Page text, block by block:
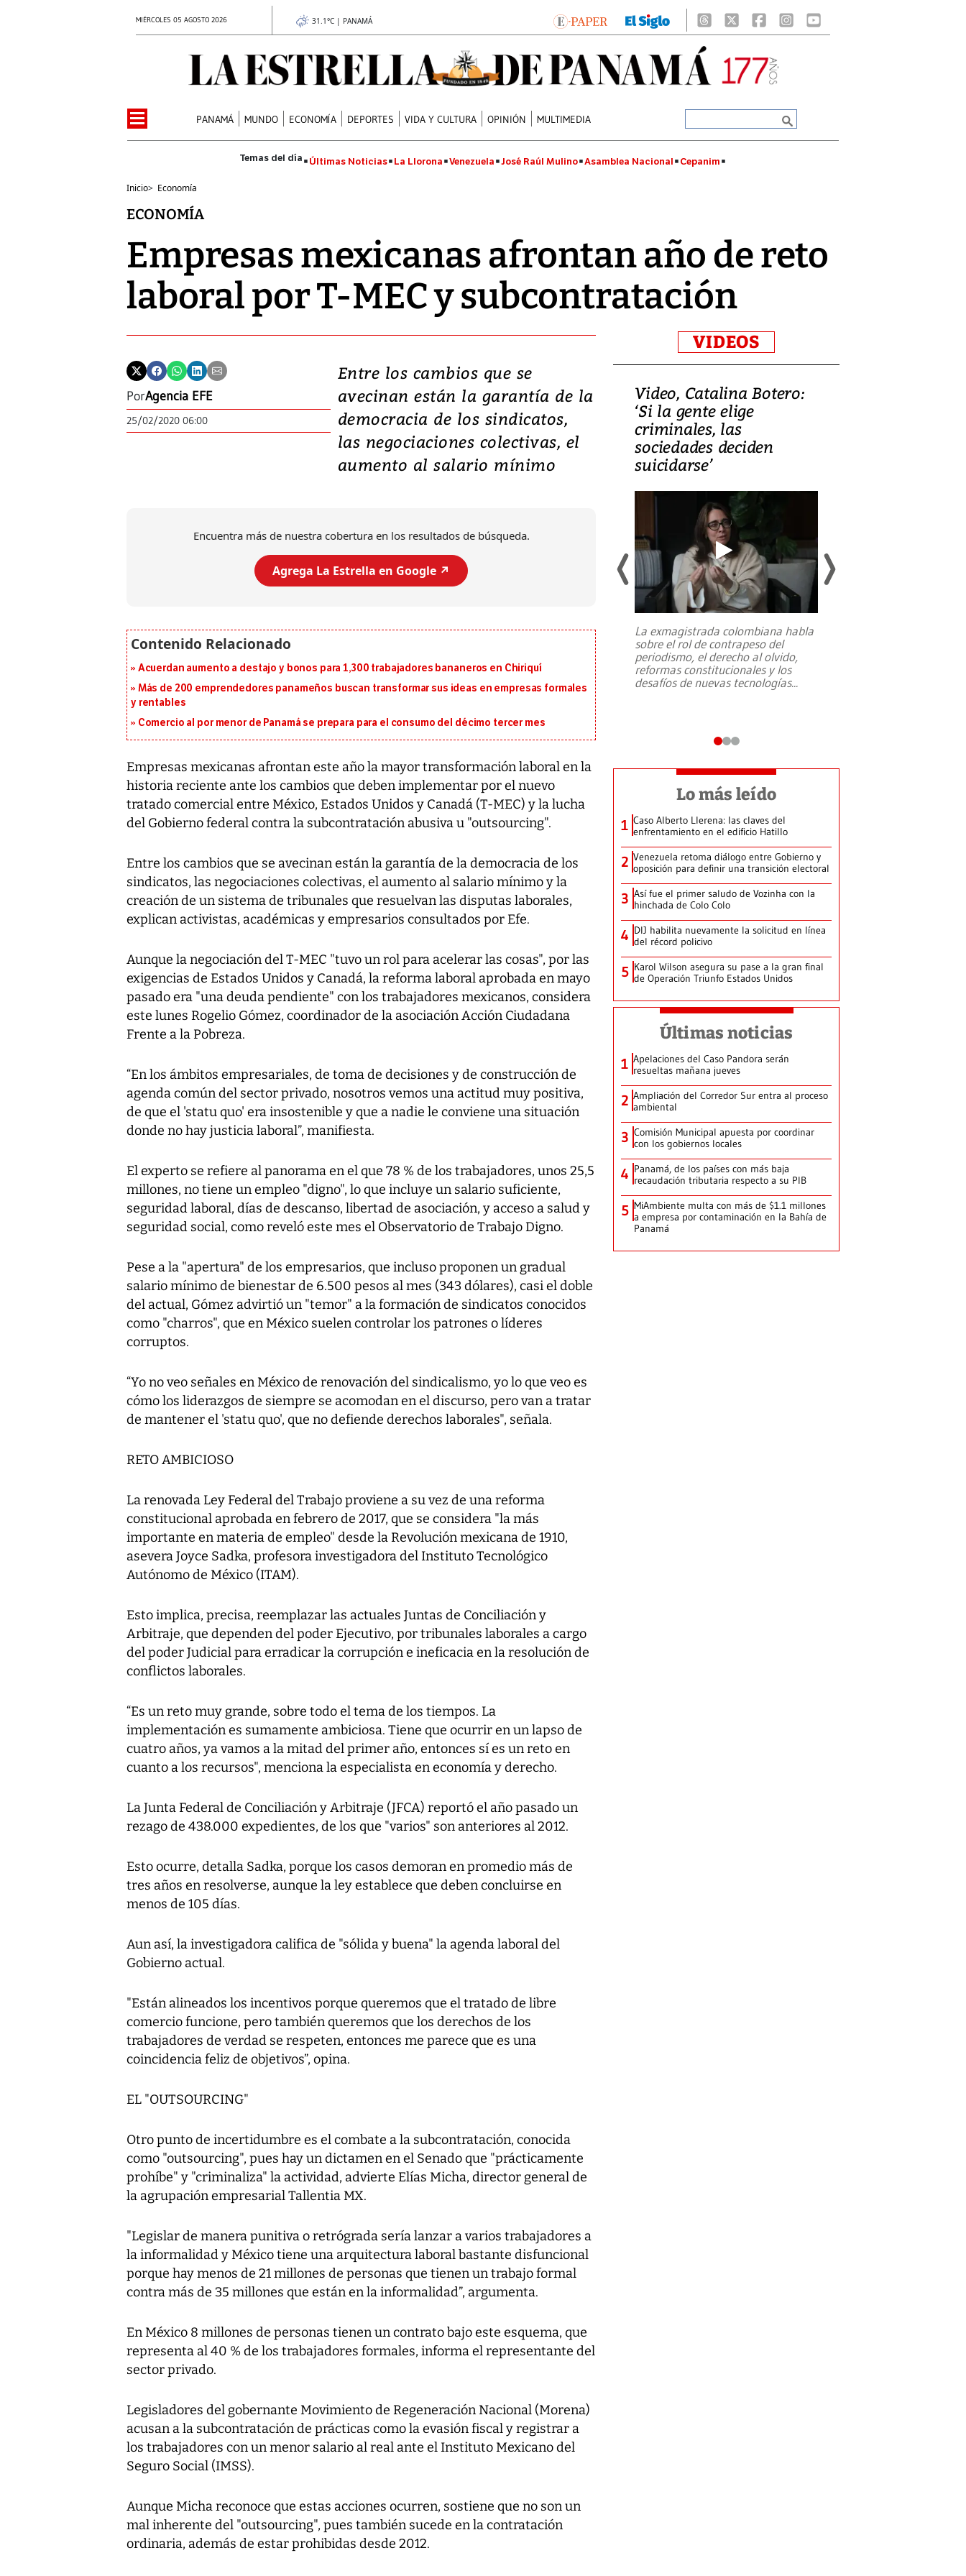
MIÉRCOLES 05 AGOSTO 2026 31.1°C | PANAMÁ
PANAMÁ MUNDO ECONOMÍA DEPORTES VIDA Y CULTURA OPINIÓN MULTIMEDIA
Últimas Noticias La Llorona Venezuela José Raúl Mulino Asamblea Nacional Cepanim
Inicio> Economía
ECONOMÍA
Empresas mexicanas afrontan año de reto
laboral por T-MEC y subcontratación
PorAgencia EFE
25/02/2020 06:00
Entre los cambios que se
avecinan están la garantía de la
democracia de los sindicatos,
las negociaciones colectivas, el
aumento al salario mínimo
Encuentra más de nuestra cobertura en los resultados de búsqueda.
Agrega La Estrella en Google ↗️
Acuerdan aumento a destajo y bonos para 1,300 trabajadores bananeros en Chiriquí
Más de 200 emprendedores panameños buscan transformar sus ideas en empresas formales
y rentables
Comercio al por menor de Panamá se prepara para el consumo del décimo tercer mes
Empresas mexicanas afrontan este año la mayor transformación laboral en la
historia reciente ante los cambios que deben implementar por el nuevo
tratado comercial entre México, Estados Unidos y Canadá (T-MEC) y la lucha
del Gobierno federal contra la subcontratación abusiva u "outsourcing".
Entre los cambios que se avecinan están la garantía de la democracia de los
sindicatos, las negociaciones colectivas, el aumento al salario mínimo y la
creación de un sistema de tribunales que resuelvan las disputas laborales,
explican activistas, académicas y empresarios consultados por Efe.
Aunque la negociación del T-MEC "tuvo un rol para acelerar las cosas", por las
exigencias de Estados Unidos y Canadá, la reforma laboral aprobada en mayo
pasado era "una deuda pendiente" con los trabajadores mexicanos, considera
este lunes Rogelio Gómez, coordinador de la asociación Acción Ciudadana
Frente a la Pobreza.
“En los ámbitos empresariales, de toma de decisiones y de construcción de
agenda común del sector privado, nosotros vemos una actitud muy positiva,
de que el 'statu quo' era insostenible y que a nadie le conviene una situación
donde no hay justicia laboral”, manifiesta.
El experto se refiere al panorama en el que 78 % de los trabajadores, unos 25,5
millones, no tiene un empleo "digno", lo que incluye un salario suficiente,
seguridad laboral, días de descanso, libertad de asociación, y acceso a salud y
seguridad social, como reveló este mes el Observatorio de Trabajo Digno.
Pese a la "apertura" de los empresarios, que incluso proponen un gradual
salario mínimo de bienestar de 6.500 pesos al mes (343 dólares), casi el doble
del actual, Gómez advirtió un "temor" a la formación de sindicatos conocidos
como "charros", que en México suelen controlar los patrones o líderes
corruptos.
“Yo no veo señales en México de renovación del sindicalismo, yo lo que veo es
cómo los liderazgos de siempre se acomodan en el discurso, pero van a tratar
de mantener el 'statu quo', que no defiende derechos laborales", señala.
RETO AMBICIOSO
La renovada Ley Federal del Trabajo proviene a su vez de una reforma
constitucional aprobada en febrero de 2017, que se considera "la más
importante en materia de empleo" desde la Revolución mexicana de 1910,
asevera Joyce Sadka, profesora investigadora del Instituto Tecnológico
Autónomo de México (ITAM).
Esto implica, precisa, reemplazar las actuales Juntas de Conciliación y
Arbitraje, que dependen del poder Ejecutivo, por tribunales laborales a cargo
del poder Judicial para erradicar la corrupción e ineficacia en la resolución de
conflictos laborales.
“Es un reto muy grande, sobre todo el tema de los tiempos. La
implementación es sumamente ambiciosa. Tiene que ocurrir en un lapso de
cuatro años, ya vamos a la mitad del primer año, entonces sí es un reto en
cuanto a los recursos", menciona la especialista en economía y derecho.
La Junta Federal de Conciliación y Arbitraje (JFCA) reportó el año pasado un
rezago de 438.000 expedientes, de los que "varios" son anteriores al 2012.
Esto ocurre, detalla Sadka, porque los casos demoran en promedio más de
tres años en resolverse, aunque la ley establece que deben concluirse en
menos de 105 días.
Aun así, la investigadora califica de "sólida y buena" la agenda laboral del
Gobierno actual.
"Están alineados los incentivos porque queremos que el tratado de libre
comercio funcione, pero también queremos que los derechos de los
trabajadores de verdad se respeten, entonces me parece que es una
coincidencia feliz de objetivos”, opina.
EL "OUTSOURCING"
Otro punto de incertidumbre es el combate a la subcontratación, conocida
como "outsourcing", pues hay un dictamen en el Senado que "prácticamente
prohíbe" y "criminaliza" la actividad, advierte Elías Micha, director general de
la agrupación empresarial Tallentia MX.
"Legislar de manera punitiva o retrógrada sería lanzar a varios trabajadores a
la informalidad y México tiene una arquitectura laboral bastante disfuncional
porque hay menos de 21 millones de personas que tienen un trabajo formal
contra más de 35 millones que están en la informalidad”, argumenta.
En México 8 millones de personas tienen un contrato bajo este esquema, que
representa al 40 % de los trabajadores formales, informa el representante del
sector privado.
Legisladores del gobernante Movimiento de Regeneración Nacional (Morena)
acusan a la subcontratación de prácticas como la evasión fiscal y registrar a
los trabajadores con un menor salario al real ante el Instituto Mexicano del
Seguro Social (IMSS).
Aunque Micha reconoce que estas acciones ocurren, sostiene que no son un
mal inherente del "outsourcing", pues también sucede en la contratación
ordinaria, además de estar prohibidas desde 2012.
VIDEOS
Video, Japón: Terremoto
deja heridos y graves
daños en Kumamoto
al sur de Japón, provocando una
Video, Catalina Botero:
‘Si la gente elige
criminales, las
sociedades deciden
suicidarse’
La exmagistrada colombiana habla
sobre el rol de contrapeso del
periodismo, el derecho al olvido,
reformas constitucionales y los
desafíos de nuevas tecnologías...
Lo más leído
1 Caso Alberto Llerena: las claves del
enfrentamiento en el edificio Hatillo
2 Venezuela retoma diálogo entre Gobierno y
oposición para definir una transición electoral
3 Así fue el primer saludo de Vozinha con la
hinchada de Colo Colo
4 DIJ habilita nuevamente la solicitud en línea
del récord policivo
5 Karol Wilson asegura su pase a la gran final
de Operación Triunfo Estados Unidos
Últimas noticias
1 Apelaciones del Caso Pandora serán
resueltas mañana jueves
2 Ampliación del Corredor Sur entra al proceso
ambiental
3 Comisión Municipal apuesta por coordinar
con los gobiernos locales
4 Panamá, de los países con más baja
recaudación tributaria respecto a su PIB
5 MiAmbiente multa con más de $1.1 millones
a empresa por contaminación en la Bahía de
Panamá